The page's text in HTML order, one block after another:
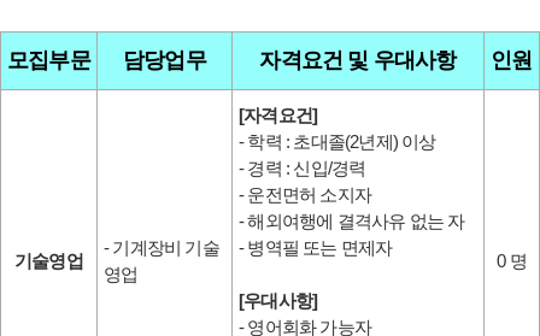
모집부문 담당업무 자격요건 및 우대사항 인원
기술영업
- 기계장비 기술
영업
[자격요건]
- 학력 : 초대졸(2년제) 이상
- 경력 : 신입/경력
- 운전면허 소지자
- 해외여행에 결격사유 없는 자
- 병역필 또는 면제자
[우대사항]
- 영어회화 가능자
0 명